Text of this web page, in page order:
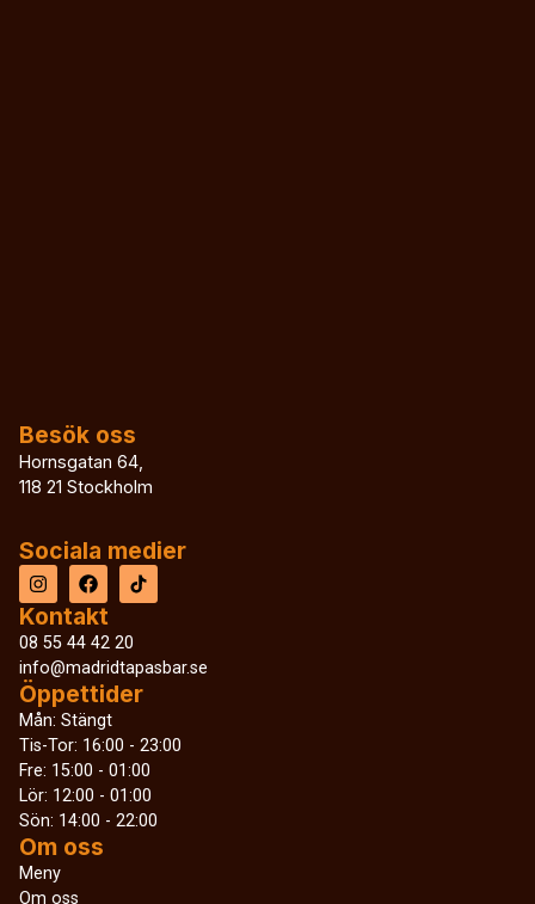
Besök oss
Hornsgatan 64,
118 21 Stockholm
Sociala medier
Kontakt
08 55 44 42 20
info@madridtapasbar.se
Öppettider
Mån: Stängt
Tis-Tor: 16:00 - 23:00
Fre: 15:00 - 01:00
Lör: 12:00 - 01:00
Sön: 14:00 - 22:00
Om oss
Meny
Om oss